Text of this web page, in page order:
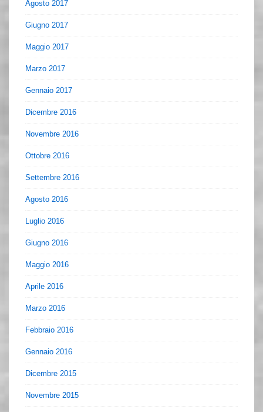
Agosto 2017
Giugno 2017
Maggio 2017
Marzo 2017
Gennaio 2017
Dicembre 2016
Novembre 2016
Ottobre 2016
Settembre 2016
Agosto 2016
Luglio 2016
Giugno 2016
Maggio 2016
Aprile 2016
Marzo 2016
Febbraio 2016
Gennaio 2016
Dicembre 2015
Novembre 2015